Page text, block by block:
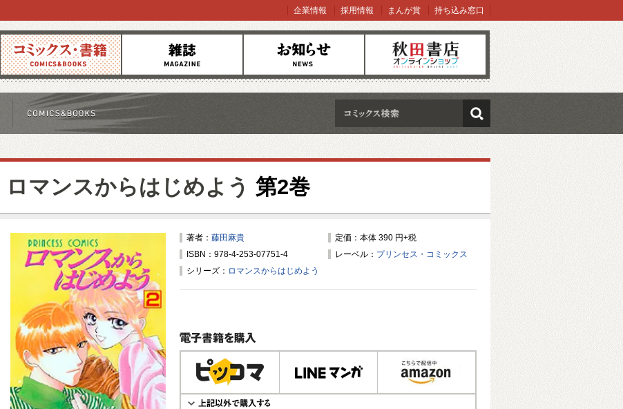
コミックス 雑誌 お知らせ オンラインショップ
企業情報 採用情報 まんが賞 持ち込み窓口
検索
ロマンスからはじめよう 第2巻
著者： 藤田麻貴
定価：本体 390 円+税
ISBN：978-4-253-07751-4
レーベル： プリンセス・コミックス
シリーズ： ロマンスからはじめよう
電子書籍で購入